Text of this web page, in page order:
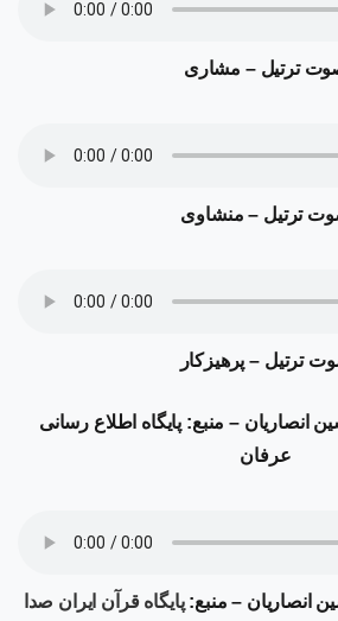
ترتیل – مشاری
ترتیل – منشاوی
ترتیل – پرهیزکار
انصاریان – منبع: پایگاه اطلاع رسانی
عرفان
انصاریان – منبع:پایگاه قرآن ایران صدا